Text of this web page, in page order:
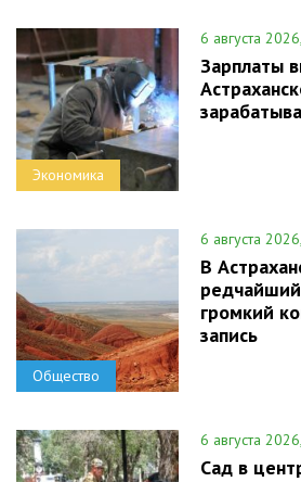
Экономика
6 августа
Зарплаты
Общество
6 августа
В
громкий
запись
6 августа
Сад в